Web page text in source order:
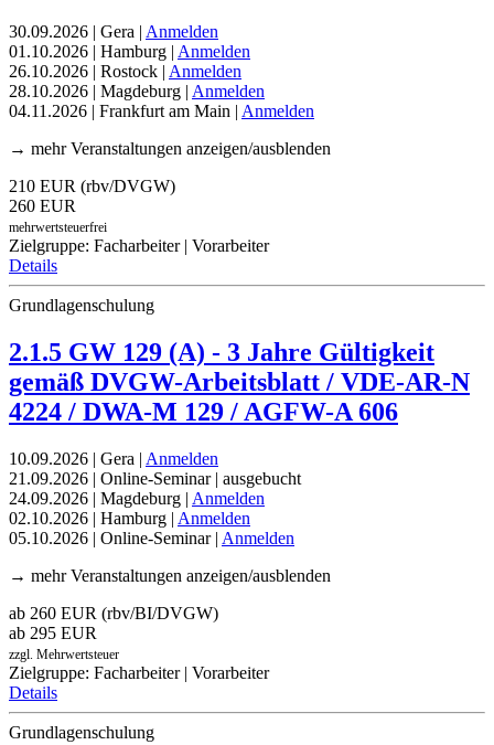
30.09.2026 | Gera | Anmelden
01.10.2026 | Hamburg | Anmelden
26.10.2026 | Rostock | Anmelden
28.10.2026 | Magdeburg | Anmelden
04.11.2026 | Frankfurt am Main | Anmelden
→ mehr Veranstaltungen anzeigen/ausblenden
210 EUR (rbv/DVGW)
260 EUR
mehrwertsteuerfrei
Zielgruppe: Facharbeiter | Vorarbeiter
Details
Grundlagenschulung
2.1.5 GW 129 (A) - 3 Jahre Gültigkeit
gemäß DVGW-Arbeitsblatt / VDE-AR-N
4224 / DWA-M 129 / AGFW-A 606
10.09.2026 | Gera | Anmelden
21.09.2026 | Online-Seminar | ausgebucht
24.09.2026 | Magdeburg | Anmelden
02.10.2026 | Hamburg | Anmelden
05.10.2026 | Online-Seminar | Anmelden
→ mehr Veranstaltungen anzeigen/ausblenden
ab 260 EUR (rbv/BI/DVGW)
ab 295 EUR
zzgl. Mehrwertsteuer
Zielgruppe: Facharbeiter | Vorarbeiter
Details
Grundlagenschulung